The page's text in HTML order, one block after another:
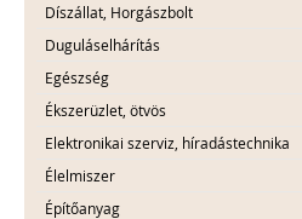
Díszállat, Horgászbolt
Duguláselhárítás
Egészség
Ékszerüzlet, ötvös
Elektronikai szerviz, híradástechnika
Élelmiszer
Építőanyag